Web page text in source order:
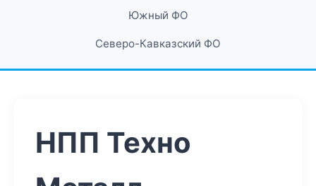
Южный ФО
Северо-Кавказский ФО
НПП Техно